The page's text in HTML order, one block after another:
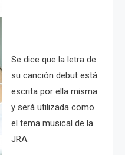
Se dice que la letra de
su canción debut está
escrita por ella misma
y será utilizada como
el tema musical de la
JRA.